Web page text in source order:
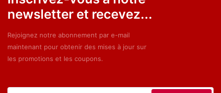
newsletter et recevez...
Rejoignez notre abonnement par e-mail
maintenant pour obtenir des mises à jour sur
les promotions et les coupons.